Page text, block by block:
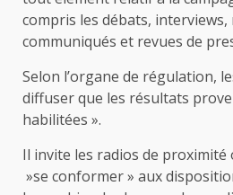
compris les débats,
communiqués et revues de
Selon l’organe de régulation,
diffuser que les résultats
habilitées ».
Il invite les radios de
»se conformer » aux